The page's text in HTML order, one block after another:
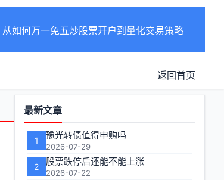
从如何万一免五炒股票开户到量化交易策略
返回首页
功
能
区
最新文章
1 豫光转债值得申购吗
2026-07-29
2 股票跌停后还能不能上涨
2026-07-22